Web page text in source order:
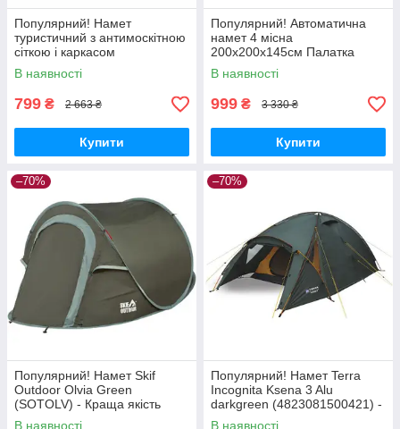
Популярний! Намет
туристичний з антимоскітною
сіткою і каркасом
200x150x135см Похідний
намет 2х спальних місць -
В наявності
799 ₴ 2 663 ₴
Купити
Популярний! Автоматична
намет 4 місна
200х200х145см Палатка
туристична Камуфляж -
Краща якість тільки на
В наявності
999 ₴ 3 330 ₴
Купити
–70%
Популярний! Намет Skif
Outdoor Olvia Green
(SOTOLV) - Краща якість
тільки на Nukleon.com.ua
В наявності
–70%
Популярний! Намет Terra
Incognita Ksena 3 Alu
darkgreen (4823081500421) -
Краща якість тільки на
В наявності